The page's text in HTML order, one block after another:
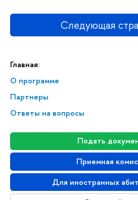
Главная:
О программе
Партнеры
Ответы на вопросы
Подать
Приемная
Для иностранных
Следующая